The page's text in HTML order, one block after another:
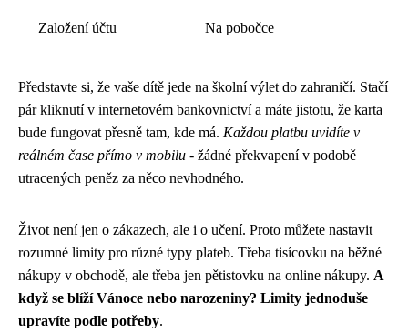
Založení účtu Na pobočce
Představte si, že vaše dítě jede na školní výlet do zahraničí. Stačí
pár kliknutí v internetovém bankovnictví a máte jistotu, že karta
bude fungovat přesně tam, kde má. Každou platbu uvidíte v
reálném čase přímo v mobilu - žádné překvapení v podobě
utracených peněz za něco nevhodného.
Život není jen o zákazech, ale i o učení. Proto můžete nastavit
rozumné limity pro různé typy plateb. Třeba tisícovku na běžné
nákupy v obchodě, ale třeba jen pětistovku na online nákupy. A
když se blíží Vánoce nebo narozeniny? Limity jednoduše
upravíte podle potřeby.